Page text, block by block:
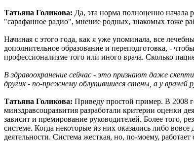
Татьяна Голикова: Да, эта норма полноценно начала
"сарафанное радио", мнение родных, знакомых тоже
Начиная с этого года, как я уже упоминала, все
дополнительное образование и переподготовка, -
профессионализме того или иного врача. Сколько
В здравоохранение сейчас - это признают даже
других - по-прежнему облупившиеся стены, а у врачей
Татьяна Голикова: Приведу простой пример. В 2008
минздравсоцразвития разработали критерии оценки
зависит и премирование руководителей. Более того,
системе. Когда некоторые из них оказались либо
деятельности. Система жесткая, но, по-моему,